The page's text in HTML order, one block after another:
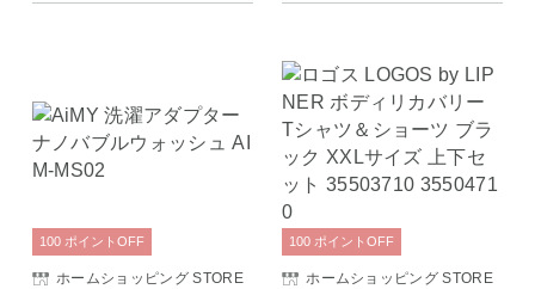
ホームショッピング STORE
100 ポイント OFF
ホームショッピング STORE
100 ポイント OFF